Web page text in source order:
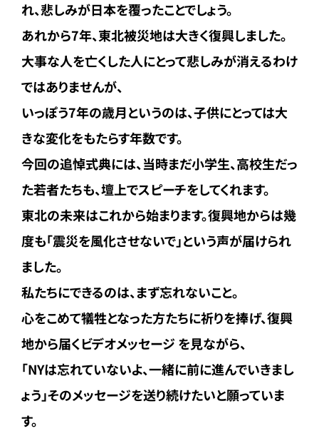
れ、悲しみが日本を覆ったことでしょう。
あれから7年、東北被災地は大きく復興しました。
大事な人を亡くした人にとって悲しみが消えるわけ
ではありませんが、
いっぽう7年の歳月というのは、子供にとっては大
きな変化をもたらす年数です。
今回の追悼式典には、当時まだ小学生、高校生だっ
た若者たちも、壇上でスピーチをしてくれます。
東北の未来はこれから始まります。復興地からは幾
度も「震災を風化させないで」という声が届けられ
ました。
私たちにできるのは、まず忘れないこと。
心をこめて犠牲となった方たちに祈りを捧げ、復興
地から届くビデオメッセージ を見ながら、
「NYは忘れていないよ、一緒に前に進んでいきまし
ょう」そのメッセージを送り続けたいと願っていま
す。